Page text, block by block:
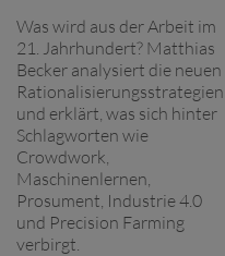
Was wird aus der Arbeit im
21. Jahrhundert? Matthias
Becker analysiert die neuen
Rationalisierungsstrategien
und erklärt, was sich hinter
Schlagworten wie
Crowdwork,
Maschinenlernen,
Prosument, Industrie 4.0
und Precision Farming
verbirgt.